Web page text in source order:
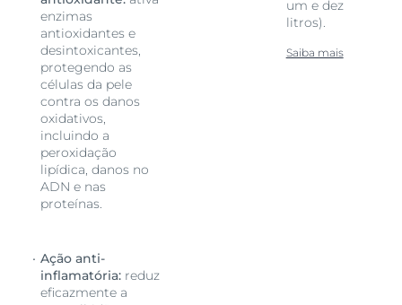
enzimas
antioxidantes e
desintoxicantes,
protegendo as
células da pele
contra os danos
oxidativos,
incluindo a
peroxidação
lipídica, danos no
ADN e nas
proteínas.
Ação anti-
inflamatória:reduz
eficazmente a
um e dez
litros).
Saiba mais